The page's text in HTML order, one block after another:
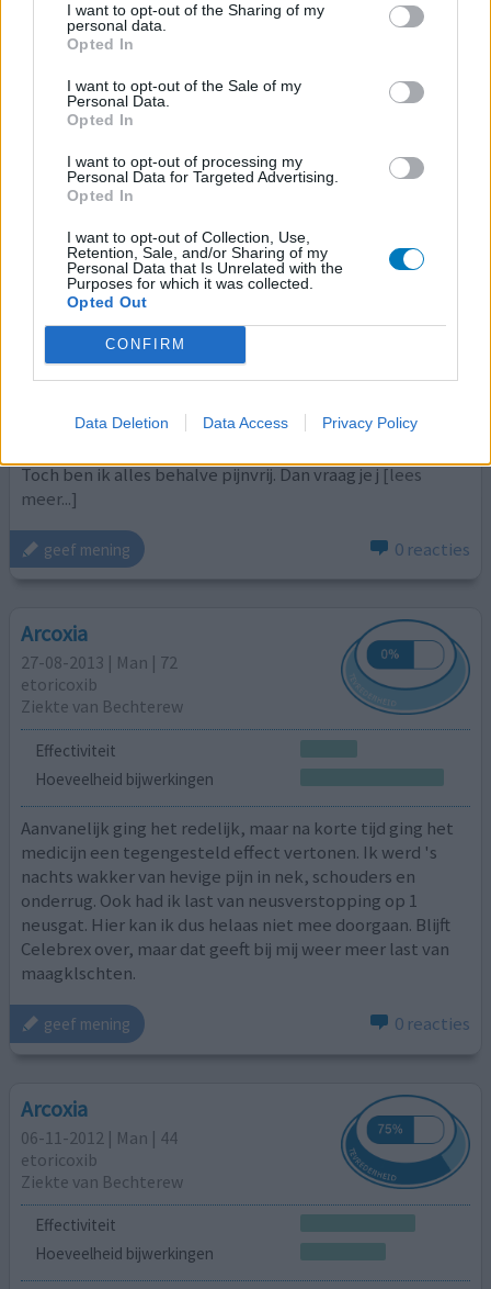
I want to opt-out of the Sharing of my
personal data.
Opted In
I want to opt-out of the Sale of my
Personal Data.
Opted In
I want to opt-out of processing my
Personal Data for Targeted Advertising.
Opted In
I want to opt-out of Collection, Use,
Retention, Sale, and/or Sharing of my
Personal Data that Is Unrelated with the
Purposes for which it was collected.
Opted Out
CONFIRM
Data Deletion Data Access Privacy Policy
geef mening
Arcoxia
18-01-2015 | Vrouw | 43
etoricoxib
Ziekte van Bechterew
Effectiviteit
Hoeveelheid bijwerkingen
Ik heb gesukkeld met mijn bovenrug sinds een
autoongeluk 23 jaar geleden, periodes gehad die beter
waren dan anderen, vooral slechtere periodes in
ook lage rugpijn te krijgen. Om een lang verhaal kort te
Toch ben ik alles behalve pijnvrij. Dan vraag je j[lees
meer...]
geef mening 0 reacties
Arcoxia
27-08-2013 | Man | 72
etoricoxib
Ziekte van Bechterew
Effectiviteit
Hoeveelheid bijwerkingen
Aanvanelijk ging het redelijk, maar na korte tijd ging het
medicijn een tegengesteld effect vertonen. Ik werd 's
nachts wakker van hevige pijn in nek, schouders en
onderrug. Ook had ik last van neusverstopping op 1
neusgat. Hier kan ik dus helaas niet mee doorgaan. Blijft
Celebrex over, maar dat geeft bij mij weer meer last van
maagklschten.
geef mening 0 reacties
Arcoxia
06-11-2012 | Man | 44
etoricoxib
Ziekte van Bechterew
Effectiviteit
Hoeveelheid bijwerkingen